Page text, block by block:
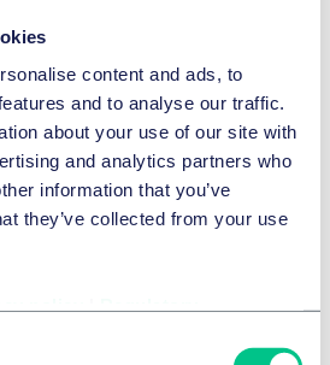
content and ads, to
and to analyse our traffic.
about your use of our site with
and analytics partners who
information that you’ve
they’ve collected from your use
berät Stertil Group bei
Beissbarth